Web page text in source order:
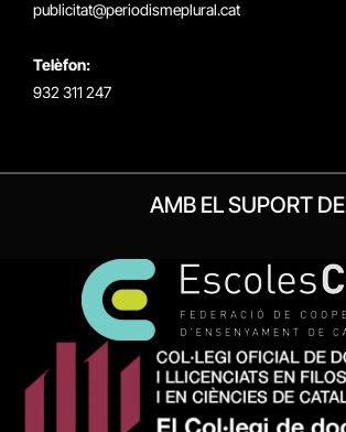
publicitat@periodismeplural.cat
Telèfon:
932 311 247
AMB EL SUPORT DE